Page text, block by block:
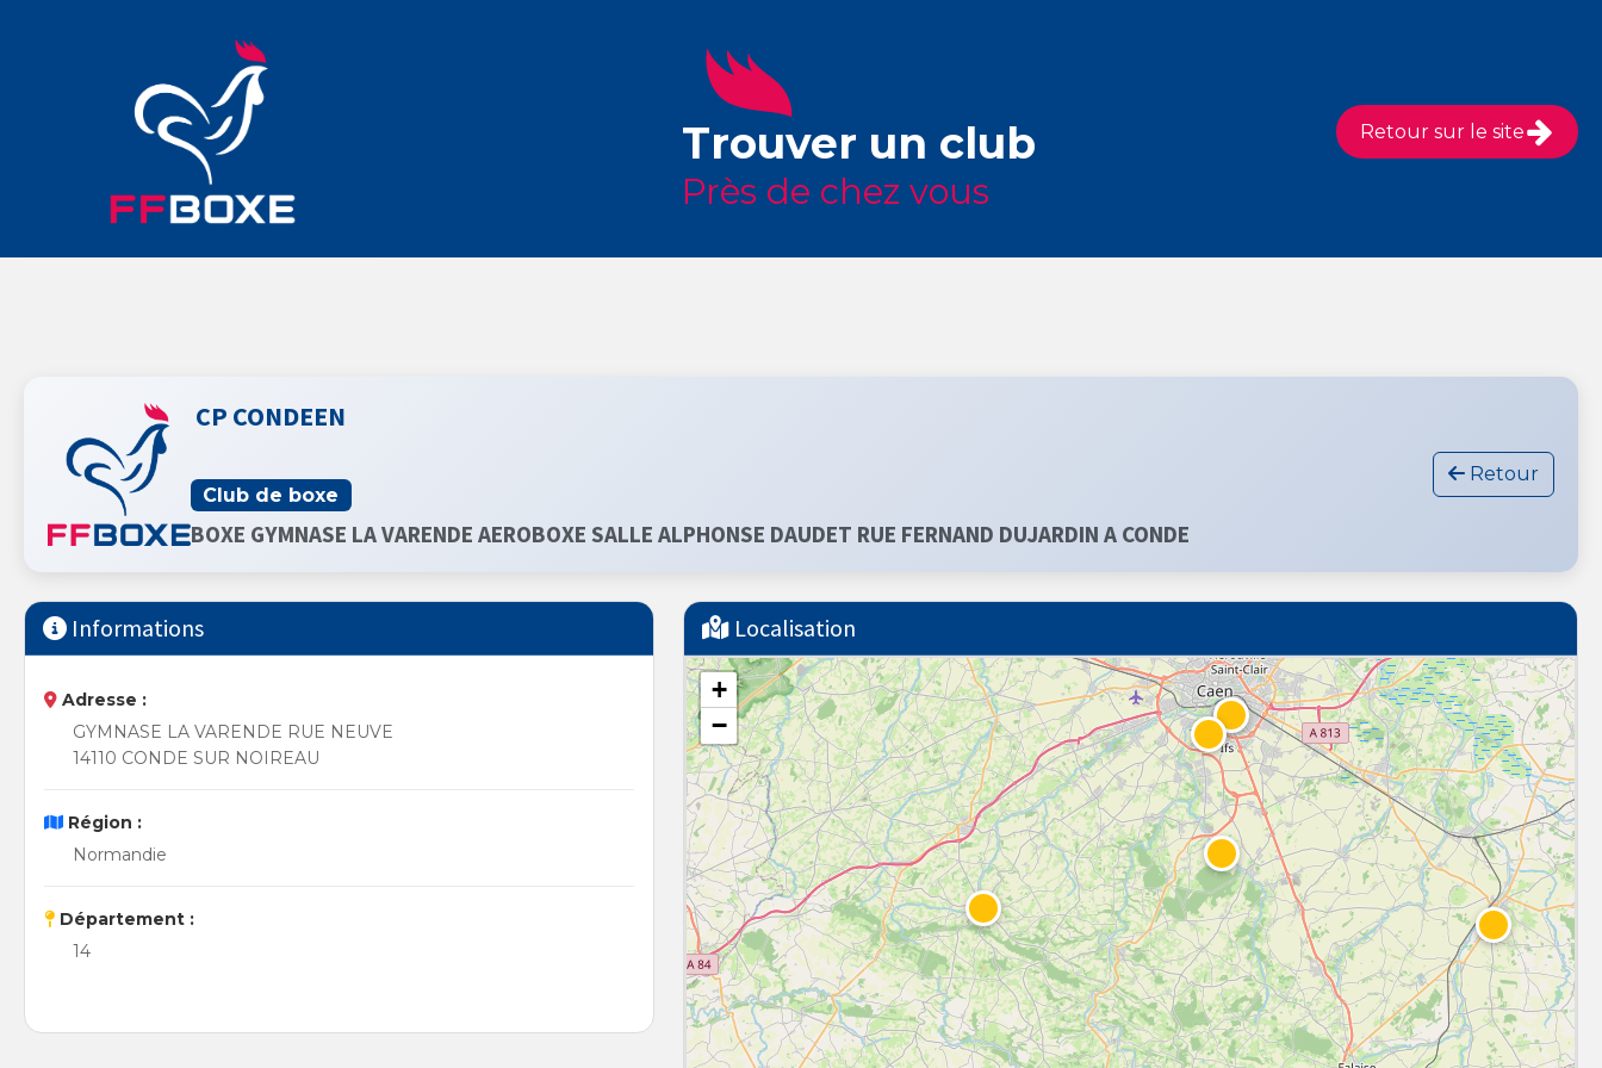
Trouver un club
Près de chez vous
Retour sur le site
CP CONDEEN
Club de boxe
BOXE GYMNASE LA VARENDE AEROBOXE SALLE ALPHONSE DAUDET RUE FERNAND DUJARDIN A CONDE
Retour
Informations
Adresse :
GYMNASE LA VARENDE RUE NEUVE
14110 CONDE SUR NOIREAU
Région :
Normandie
Département :
14
Localisation
+
−